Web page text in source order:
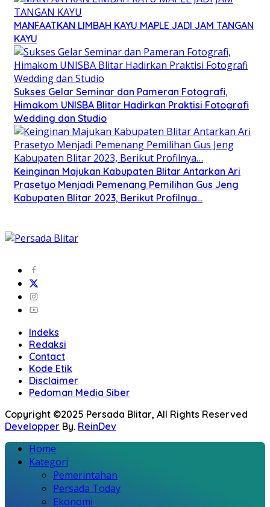
MANFAATKAN LIMBAH KAYU MAPLE JADI JAM TANGAN
KAYU
Sukses Gelar Seminar dan Pameran Fotografi,
Himakom UNISBA Blitar Hadirkan Praktisi Fotografi
Wedding dan Studio
Keinginan Majukan Kabupaten Blitar Antarkan Ari
Prasetyo Menjadi Pemenang Pemilihan Gus Jeng
Kabupaten Blitar 2023, Berikut Profilnya…
Indeks
Redaksi
Contact
Kode Etik
Disclaimer
Pedoman Media Siber
Copyright ©2025 Persada Blitar, All Rights Reserved
Developper By. ReinDev
Home
Kategori
Pemerintahan
Persada Today
Ekonomi